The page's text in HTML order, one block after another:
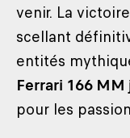
venir. La
scellant
entités
Ferrari 166
pour les